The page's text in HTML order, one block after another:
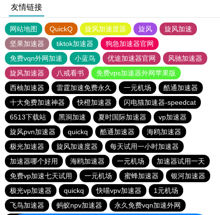
友情链接
网站地图 QuickQ 旋风加速度器 旋风
旋风加速
坚果加速器
tiktok加速器
狗急加速器官网
免费vqn外网加速
小蓝鸟 优途加速器官网
风驰加速器
旋风加速器
八戒看书
免费vps加速器外网苹果版
西柚加速器
雷霆加速免费永久 一元机场
酷通加速器
十大免费加速神器
快橙加速器
闪电猫加速器-speedcat
6513下载站
黑洞加速 夏时国际加速器
vp加速器
旋风pvn加速器
quickq 酷通加速器
海鸥加速器
极光加速器
旋风加速度器
每天试用一小时加速器
加速器哪个好用
海鸥加速器 一元机场
加速器试用一天
免费vp加速七天试用
一元机场 蜜蜂加速器
银河加速器
极光vp加速器
quickq 快喵vpv加速器
1元机场
飞鸟加速器
蚂蚁npv加速器 永久免费vqn加速外网